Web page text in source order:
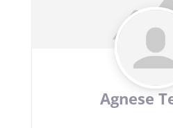
Agnese